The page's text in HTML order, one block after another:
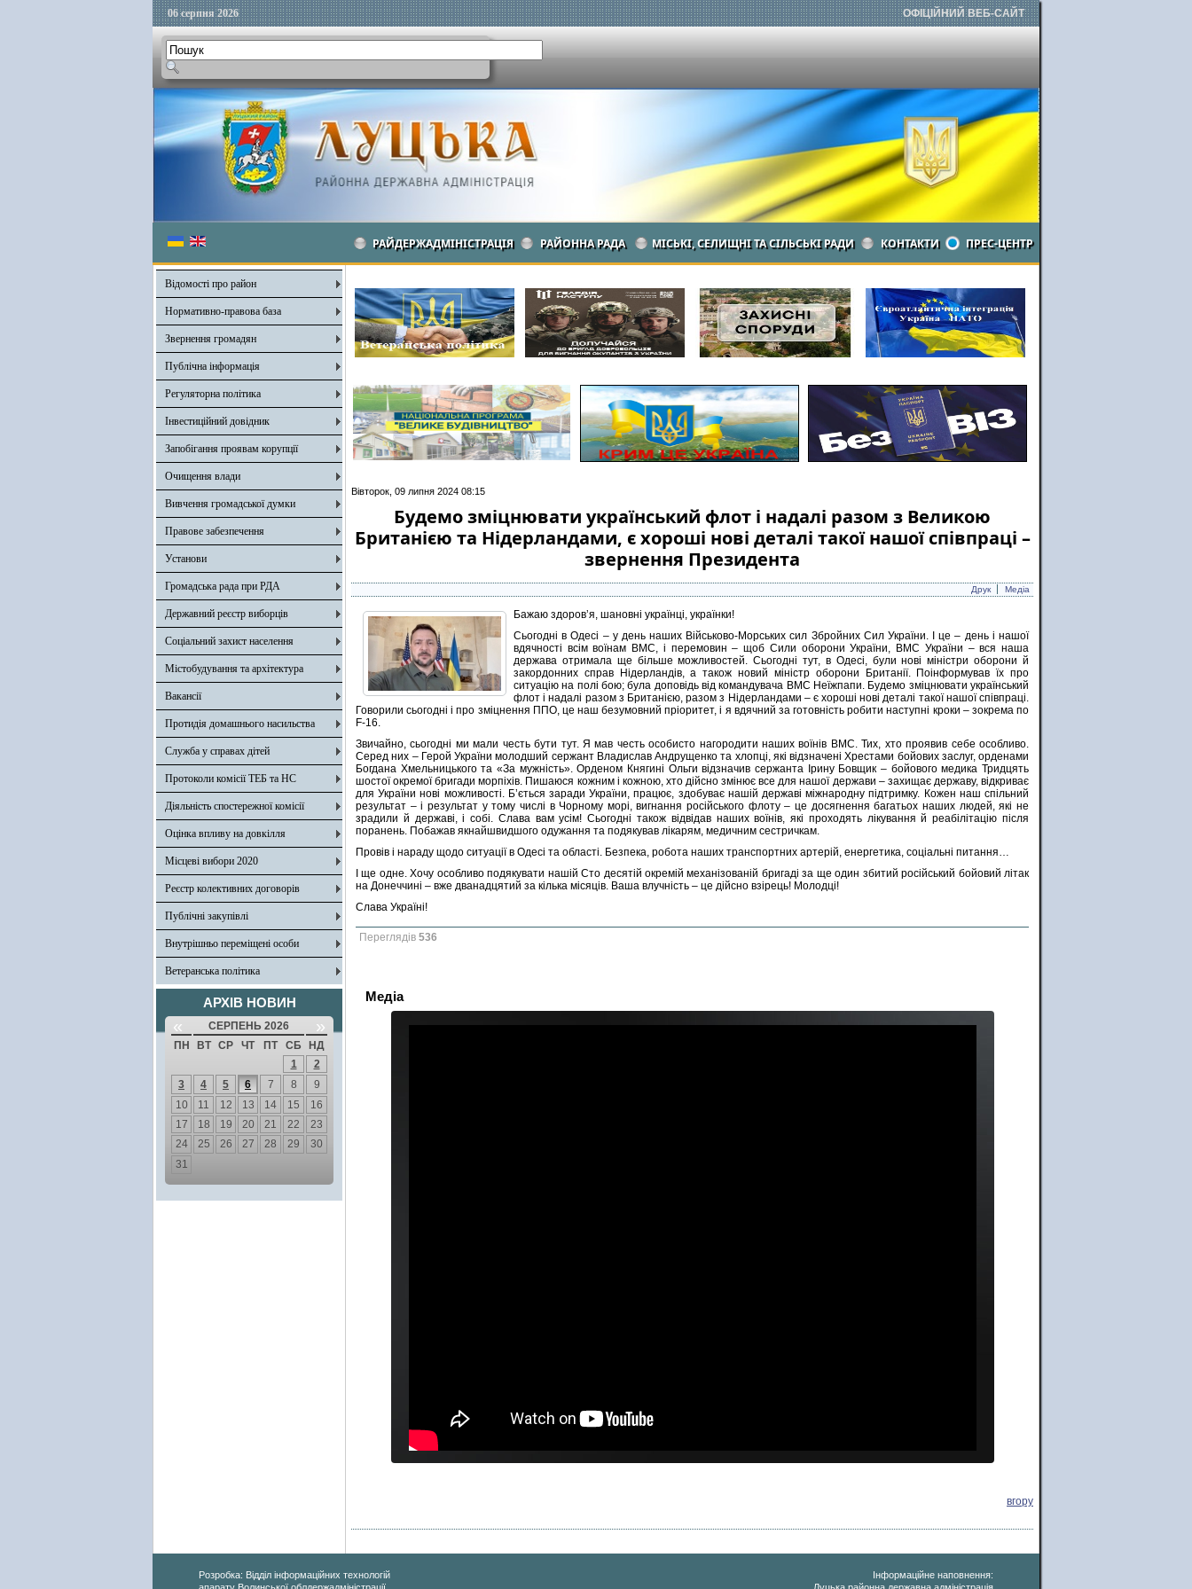
06 серпня 2026 ОФІЦІЙНИЙ ВЕБ-САЙТ
РАЙДЕРЖАДМІНІСТРАЦІЯ РАЙОННА РАДА МІСЬКІ, СЕЛИЩНІ ТА СІЛЬСЬКІ РАДИ КОНТАКТИ ПРЕС-ЦЕНТР
Відомості про район
Нормативно-правова база
Звернення громадян
Публічна інформація
Регуляторна політика
Інвестиційний довідник
Запобігання проявам корупції
Очищення влади
Вивчення громадської думки
Правове забезпечення
Установи
Громадська рада при РДА
Державний реєстр виборців
Соціальний захист населення
Містобудування та архітектура
Вакансії
Протидія домашнього насильства
Служба у справах дітей
Протоколи комісії ТЕБ та НС
Діяльність спостережної комісії
Оцінка впливу на довкілля
Місцеві вибори 2020
Реєстр колективних договорів
Публічні закупівлі
Внутрішньо переміщені особи
Ветеранська політика
АРХІВ НОВИН
« СЕРПЕНЬ 2026 »
ПН ВТ СР ЧТ ПТ СБ
НД
1
2
3
4 5 6 7 8
9
10
11 12 13 14 15
16
17
18 19 20 21 22
23
24
25 26 27 28 29
30
31
Вівторок, 09 липня 2024 08:15
Будемо зміцнювати український флот і надалі разом з Великою
Британією та Нідерландами, є хороші нові деталі такої нашої співпраці –
звернення Президента
Друк Медіа
Бажаю здоровʼя, шановні українці, українки!
Сьогодні в Одесі – у день наших Військово-Морських сил Збройних Сил України. І це – день і нашої
вдячності всім воїнам ВМС, і перемовин – щоб Сили оборони України, ВМС України – вся наша
держава отримала ще більше можливостей. Сьогодні тут, в Одесі, були нові міністри оборони й
закордонних справ Нідерландів, а також новий міністр оборони Британії. Поінформував їх про
ситуацію на полі бою; була доповідь від командувача ВМС Неїжпапи. Будемо зміцнювати український
флот і надалі разом з Британією, разом з Нідерландами – є хороші нові деталі такої нашої співпраці.
Говорили сьогодні і про зміцнення ППО, це наш безумовний пріоритет, і я вдячний за готовність робити наступні кроки – зокрема по
F-16.
Звичайно, сьогодні ми мали честь бути тут. Я мав честь особисто нагородити наших воїнів ВМС. Тих, хто проявив себе особливо.
Серед них – Герой України молодший сержант Владислав Андрущенко та хлопці, які відзначені Хрестами бойових заслуг, орденами
Богдана Хмельницького та «За мужність». Орденом Княгині Ольги відзначив сержанта Ірину Бовщик – бойового медика Тридцять
шостої окремої бригади морпіхів. Пишаюся кожним і кожною, хто дійсно змінює все для нашої держави – захищає державу, відкриває
для України нові можливості. Б’ється заради України, працює, здобуває нашій державі міжнародну підтримку. Кожен наш спільний
результат – і результат у тому числі в Чорному морі, вигнання російського флоту – це досягнення багатьох наших людей, які не
зрадили й державі, і собі. Слава вам усім! Сьогодні також відвідав наших воїнів, які проходять лікування й реабілітацію після
поранень. Побажав якнайшвидшого одужання та подякував лікарям, медичним сестричкам.
Провів і нараду щодо ситуації в Одесі та області. Безпека, робота наших транспортних артерій, енергетика, соціальні питання…
І ще одне. Хочу особливо подякувати нашій Сто десятій окремій механізованій бригаді за ще один збитий російський бойовий літак
на Донеччині – вже дванадцятий за кілька місяців. Ваша влучність – це дійсно взірець! Молодці!
Слава Україні!
Переглядів 536
Медіа
вгору
Розробка: Відділ інформаційних технологій
Інформаційне наповнення: